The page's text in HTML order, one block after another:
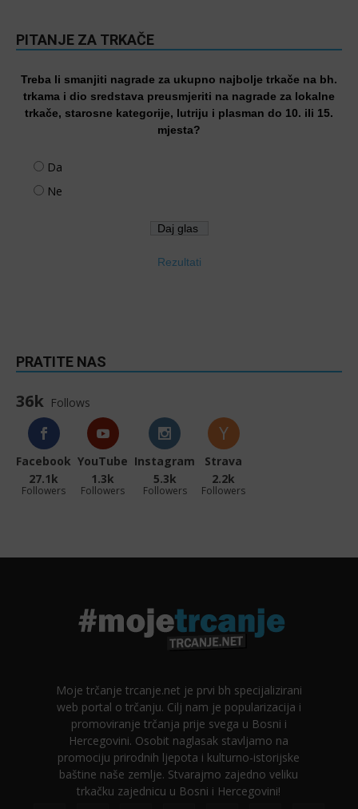
PITANJE ZA TRKAČE
Treba li smanjiti nagrade za ukupno najbolje trkače na bh.
trkama i dio sredstava preusmjeriti na nagrade za lokalne
trkače, starosne kategorije, lutriju i plasman do 10. ili 15.
mjesta?
Da
Ne
Rezultati
PRATITE NAS
36k Follows
Facebook
27.1k
Followers
YouTube
1.3k
Followers
Instagram
5.3k
Followers
Strava
2.2k
Followers
Moje trčanje trcanje.net je prvi bh specijalizirani
web portal o trčanju. Cilj nam je popularizacija i
promoviranje trčanja prije svega u Bosni i
Hercegovini. Osobit naglasak stavljamo na
promociju prirodnih ljepota i kulturno-istorijske
baštine naše zemlje. Stvarajmo zajedno veliku
trkačku zajednicu u Bosni i Hercegovini!